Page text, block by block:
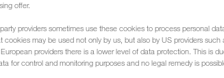
offer.
providers sometimes use these cookies to process personal
cookies may be used not only by us, but also by US providers such
providers there is a lower level of data protection. This is
for control and monitoring purposes and no legal remedy is